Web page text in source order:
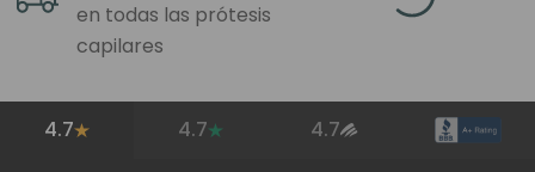
en todas las prótesis
capilares
4.7 4.7 4.7